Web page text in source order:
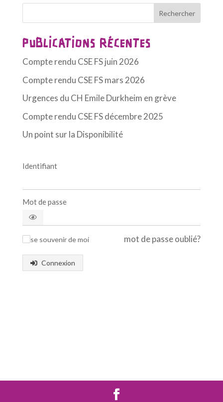
e
r
a
t
i
e
:
Rechercher
PUBLICATIONS RÉCENTES
Compte rendu CSE FS juin 2026
Compte rendu CSE FS mars 2026
Urgences du CH Emile Durkheim en grève
Compte rendu CSE FS décembre 2025
Un point sur la Disponibilité
Identifiant
Mot de passe
se souvenir de moi mot de passe oublié?
Connexion